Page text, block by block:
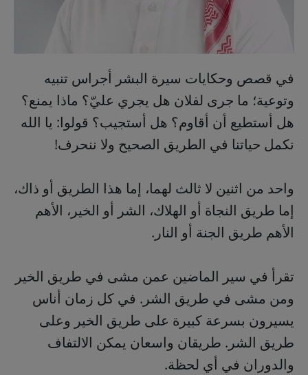
في قصص وحكايات سيرة البشر أجراس تنبيه
وتوعية؛ ما جرى لفلان هل يجري عليّ؟ ماذا يمنع؟
هل أستطيع أن أقاوم؟ هل أستجيب؟ قولوا: يا الله
نكمل حياتنا في الطريق الصحيح ولا ننحرف!
واحد من اثنين لا ثالث لهما، إما هذا الطريق أو ذاك،
إما طريق النجاة أو الهلاك، الشر أو الخير، الأهم
الأهم طريق الجنة أو النار.
تقرأ في سير الماضين عمن مشى في طريق الخير
ومن مشى في طريق الشر. في كل زمان أناس
يسيرون بسرعة كبيرة على طريق الخير وعلى
طريق الشر. طريقان واسعان يمكن الالتفاف
والدوران في أي لحظة.